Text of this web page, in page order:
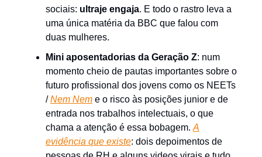
sociais: ultraje engaja. E todo o rastro leva a
uma única matéria da BBC que falou com
duas mulheres.
Mini aposentadorias da Geração Z: num
momento cheio de pautas importantes sobre o
futuro profissional dos jovens como os NEETs
/Nem Nem e o risco às posições junior e de
entrada nos trabalhos intelectuais, o que
chama a atenção é essa bobagem. A
evidência que existe: dois depoimentos de